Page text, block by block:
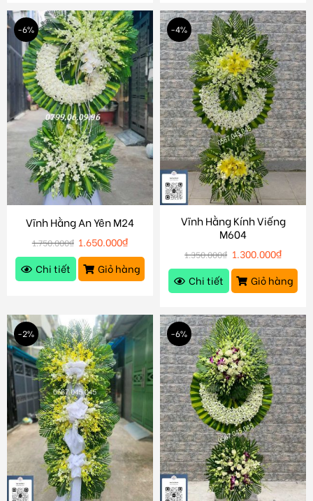
-6%
Vĩnh Hằng An Yên M24
1.750.000₫ 1.650.000₫
Chi tiết
Giỏ hàng
-4%
Vĩnh Hằng Kính Viếng
M604
1.350.000₫ 1.300.000₫
Chi tiết
Giỏ hàng
-2% -6%